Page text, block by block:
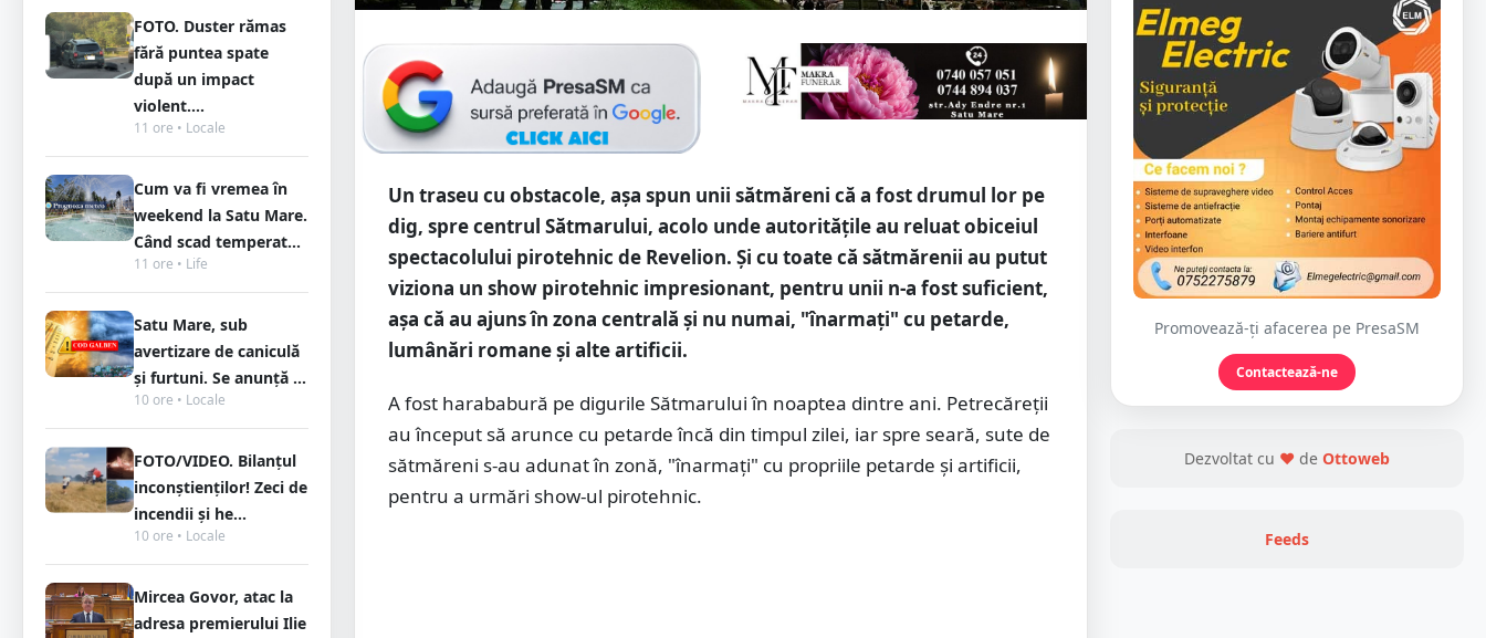
FOTO. Duster rămas
fără puntea spate
după un impact
violent....
11 ore • Locale
Cum va fi vremea în
weekend la Satu Mare.
Când scad temperat...
11 ore • Life
Satu Mare, sub
avertizare de caniculă
și furtuni. Se anunță ...
10 ore • Locale
FOTO/VIDEO. Bilanțul
inconștienților! Zeci de
incendii și he...
10 ore • Locale
Mircea Govor, atac la
adresa premierului Ilie
Un traseu cu obstacole, așa spun unii sătmăreni că a fost drumul lor pe
dig, spre centrul Sătmarului, acolo unde autoritățile au reluat obiceiul
spectacolului pirotehnic de Revelion. Și cu toate că sătmărenii au putut
viziona un show pirotehnic impresionant, pentru unii n-a fost suficient,
așa că au ajuns în zona centrală și nu numai, "înarmați" cu petarde,
lumânări romane și alte artificii.
A fost harababură pe digurile Sătmarului în noaptea dintre ani. Petrecăreții
au început să arunce cu petarde încă din timpul zilei, iar spre seară, sute de
sătmăreni s-au adunat în zonă, "înarmați" cu propriile petarde și artificii,
pentru a urmări show-ul pirotehnic.
Promovează-ți afacerea pe PresaSM
Contactează-ne
Dezvoltat cu ❤ de Ottoweb
Feeds